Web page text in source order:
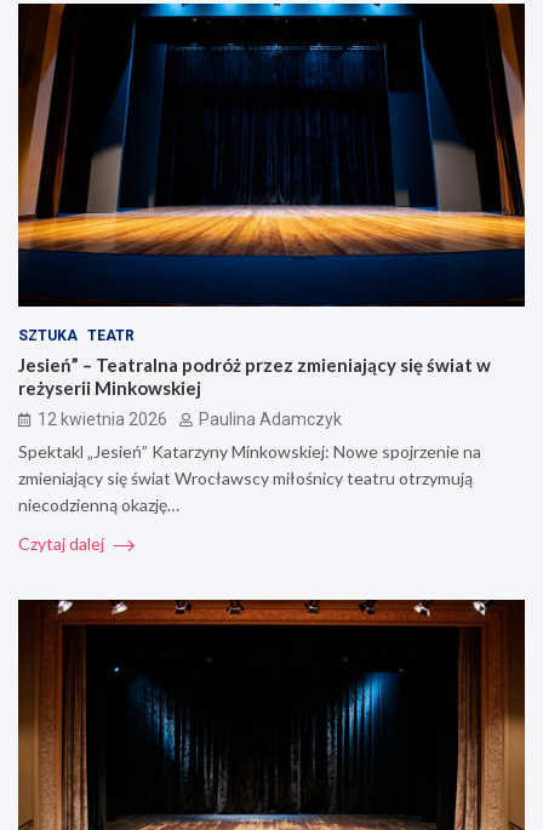
SZTUKA TEATR
Jesień” – Teatralna podróż przez zmieniający się świat w
reżyserii Minkowskiej
12 kwietnia 2026 Paulina Adamczyk
Spektakl „Jesień” Katarzyny Minkowskiej: Nowe spojrzenie na
zmieniający się świat Wrocławscy miłośnicy teatru otrzymują
niecodzienną okazję…
Czytaj dalej